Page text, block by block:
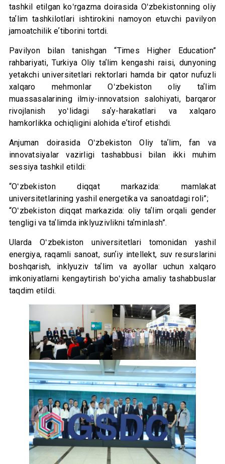
tashkil etilgan koʻrgazma doirasida Oʻzbekistonning oliy
taʼlim tashkilotlari ishtirokini namoyon etuvchi pavilyon
jamoatchilik eʼtiborini tortdi.
Pavilyon bilan tanishgan “Times Higher Education”
rahbariyati, Turkiya Oliy taʼlim kengashi raisi, dunyoning
yetakchi universitetlari rektorlari hamda bir qator nufuzli
xalqaro mehmonlar Oʻzbekiston oliy taʼlim
muassasalarining ilmiy-innovatsion salohiyati, barqaror
rivojlanish yoʻlidagi saʼy-harakatlari va xalqaro
hamkorlikka ochiqligini alohida eʼtirof etishdi.
Anjuman doirasida Oʻzbekiston Oliy taʼlim, fan va
innovatsiyalar vazirligi tashabbusi bilan ikki muhim
sessiya tashkil etildi:
“Oʻzbekiston diqqat markazida: mamlakat
universitetlarining yashil energetika va sanoatdagi roli”;
“Oʻzbekiston diqqat markazida: oliy taʼlim orqali gender
tengligi va taʼlimda inklyuzivlikni taʼminlash”.
Ularda Oʻzbekiston universitetlari tomonidan yashil
energiya, raqamli sanoat, sunʼiy intellekt, suv resurslarini
boshqarish, inklyuziv taʼlim va ayollar uchun xalqaro
imkoniyatlarni kengaytirish boʻyicha amaliy tashabbuslar
taqdim etildi.